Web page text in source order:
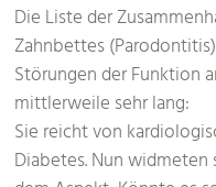
Die Liste der
Zahnbettes
Störungen der Funktion
mittlerweile sehr lang:
Sie reicht von
Diabetes. Nun